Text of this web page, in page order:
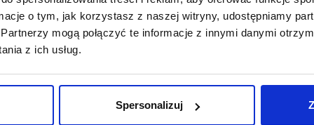
o tym, jak korzystasz z naszej witryny, udostępniamy
mogą połączyć te informacje z innymi danymi
z ich usług.
Spersonalizuj
SmartLINE puszka
na zasilacz
LOONARI SmartLINE szyna
natynkowa/zwieszana typ